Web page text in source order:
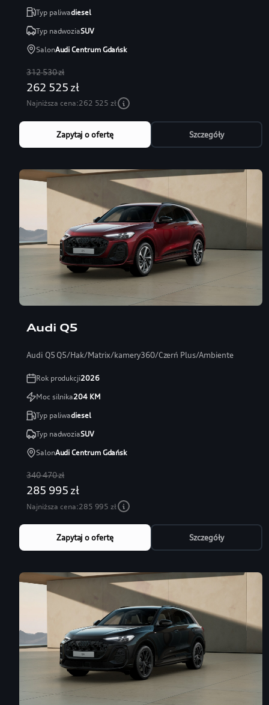
Typ paliwadiesel
Typ nadwoziaSUV
SalonAudi Centrum Gdańsk
312 530 zł
262 525 zł
Najniższa cena:262 525 zł
Zapytaj o ofertę Szczegóły
Audi Q5
Audi Q5 Q5/Hak/Matrix/kamery360/Czerń Plus/Ambiente
Rok produkcji2026
Moc silnika204KM
Typ paliwadiesel
Typ nadwoziaSUV
SalonAudi Centrum Gdańsk
340 470 zł
285 995 zł
Najniższa cena:285 995 zł
Zapytaj o ofertę Szczegóły